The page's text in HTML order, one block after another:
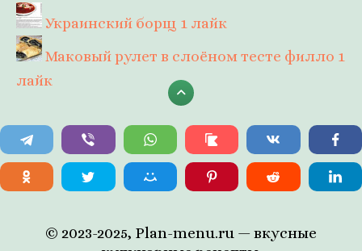
Украинский борщ 1 лайк
Маковый рулет в слоёном тесте филло 1
лайк
© 2023-2025, Plan-menu.ru — вкусные